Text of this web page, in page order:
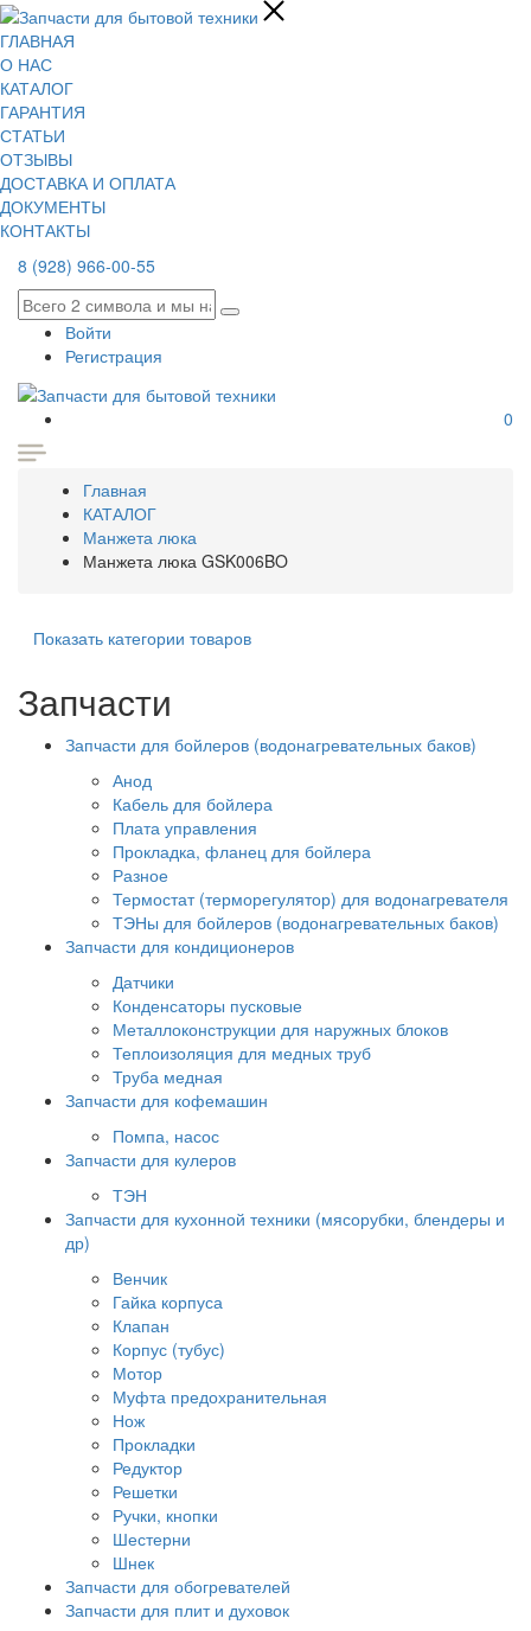
ГЛАВНАЯ
О НАС
КАТАЛОГ
ГАРАНТИЯ
СТАТЬИ
ОТЗЫВЫ
ДОСТАВКА И ОПЛАТА
ДОКУМЕНТЫ
КОНТАКТЫ
8 (928) 966-00-55
Войти
Регистрация
0
Главная
КАТАЛОГ
Манжета люка
Манжета люка GSK006BO
Показать категории товаров
Запчасти
Запчасти для бойлеров (водонагревательных баков)
Анод
Кабель для бойлера
Плата управления
Прокладка, фланец для бойлера
Разное
Термостат (терморегулятор) для водонагревателя
ТЭНы для бойлеров (водонагревательных баков)
Запчасти для кондиционеров
Датчики
Конденсаторы пусковые
Металлоконструкции для наружных блоков
Теплоизоляция для медных труб
Труба медная
Запчасти для кофемашин
Помпа, насос
Запчасти для кулеров
ТЭН
Запчасти для кухонной техники (мясорубки, блендеры и
др)
Венчик
Гайка корпуса
Клапан
Корпус (тубус)
Мотор
Муфта предохранительная
Нож
Прокладки
Редуктор
Решетки
Ручки, кнопки
Шестерни
Шнек
Запчасти для обогревателей
Запчасти для плит и духовок